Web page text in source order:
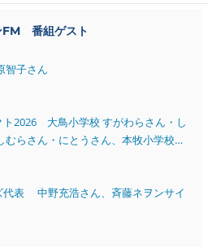
FM 番組ゲスト
智子さん
2026 大鳥小学校 すがわらさん・し
むらさん・にとうさん、本牧小学校
代表 中野充浩さん、斉藤ネヲンサイ